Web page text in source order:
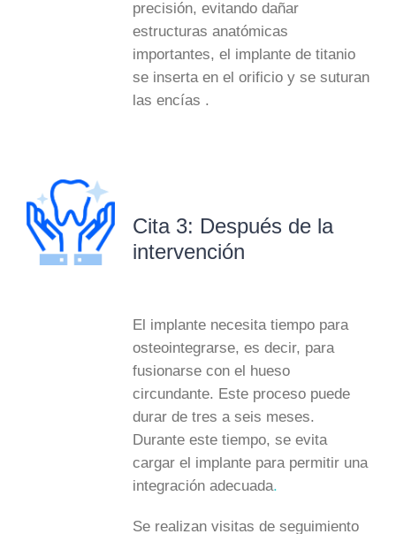
precisión, evitando dañar
estructuras anatómicas
importantes, el implante de titanio
se inserta en el orificio y se suturan
las encías .
Cita 3: Después de la
intervención
El implante necesita tiempo para
osteointegrarse, es decir, para
fusionarse con el hueso
circundante. Este proceso puede
durar de tres a seis meses.
Durante este tiempo, se evita
cargar el implante para permitir una
integración adecuada.
Se realizan visitas de seguimiento